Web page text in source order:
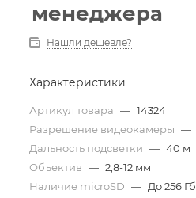
менеджера
Нашли дешевле?
Характеристики
Артикул товара — 14324
Разрешение видеокамеры —
Дальность подсветки — 40 м
Объектив — 2,8-12 мм
Наличие microSD — До 256 Гб